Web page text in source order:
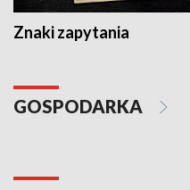
Znaki zapytania
GOSPODARKA